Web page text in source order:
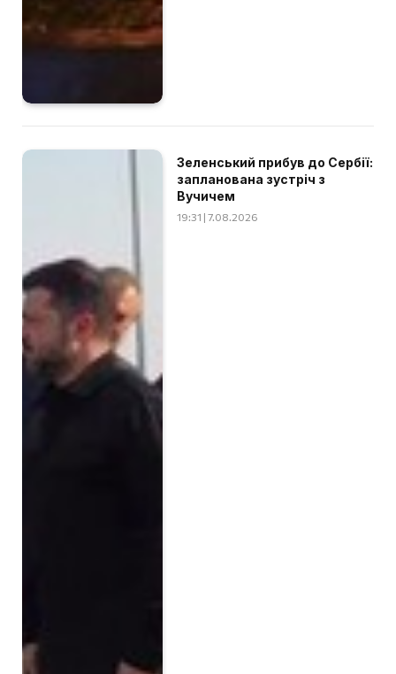
Зеленський прибув до Сербії:
запланована зустріч з
Вучичем
19:31 | 7.08.2026